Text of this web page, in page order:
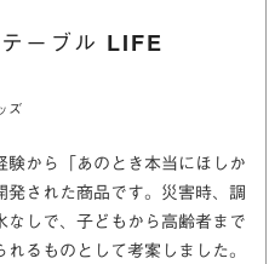
ーブル LIFE
ズ
験から「あのとき本当にほしか
発された商品です。災害時、調
なしで、子どもから高齢者まで
るものとして考案しました。